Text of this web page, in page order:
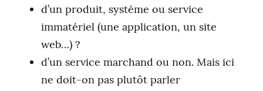
d’un produit, système ou service
immatériel (une application, un site
web…) ?
d’un service marchand ou non. Mais ici
ne doit-on pas plutôt parler